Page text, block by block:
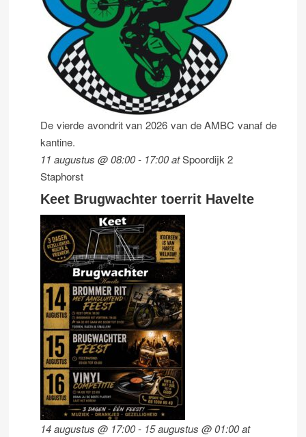
De vierde avondrit van 2026 van de AMBC vanaf de
kantine.
11 augustus @ 08:00- 17:00atSpoordijk 2
Staphorst
Keet Brugwachter toerrit Havelte
14 augustus @ 17:00- 15 augustus @ 01:00at